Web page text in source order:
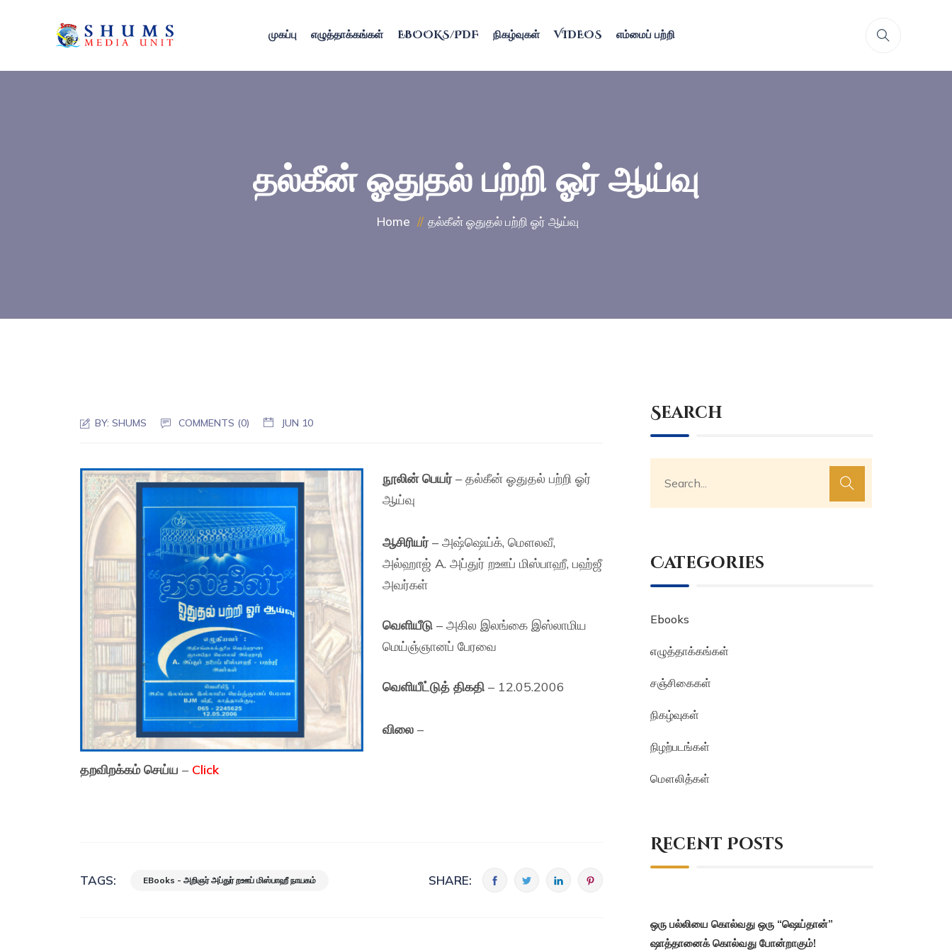
முகப்பு எழுத்தாக்கங்கள் EBOOKS/PDF நிகழ்வுகள் VIDEOS எம்மைப் பற்றி
தல்கீன் ஓதுதல் பற்றி ஓர் ஆய்வு
Home தல்கீன் ஓதுதல் பற்றி ஓர் ஆய்வு
BY:SHUMS COMMENTS (0) JUN 10
நூலின் பெயர்– தல்கீன் ஓதுதல் பற்றி ஓர்
ஆய்வு
ஆசிரியர்– அஷ்ஷெய்க், மௌலவீ,
அல்ஹாஜ் A. அப்துர் றஊப் மிஸ்பாஹீ, பஹ்ஜீ
அவர்கள்
வெளியீடு – அகில இலங்கை இஸ்லாமிய
மெய்ஞ்ஞானப் பேரவை
வெளியீட்டுத் திகதி – 12.05.2006
விலை –
தறவிறக்கம் செய்ய – Click
TAGS: EBooks - அறிஞர் அப்துர் றஊப் மிஸ்பாஹீ நாயகம் SHARE:
Search
Categories
Ebooks
எழுத்தாக்கங்கள்
சஞ்சிகைகள்
நிகழ்வுகள்
நிழற்படங்கள்
மௌலித்கள்
Recent Posts
ஒரு பல்லியை கொல்வது ஒரு “ஷெய்தான்”
ஷாத்தானைக் கொல்வது போன்றாகும்!